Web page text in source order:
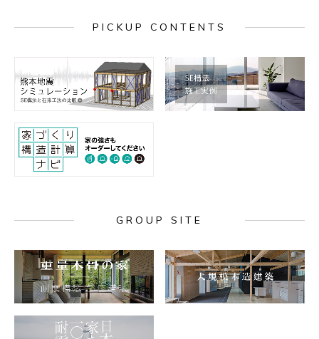
PICKUP CONTENTS
GROUP SITE